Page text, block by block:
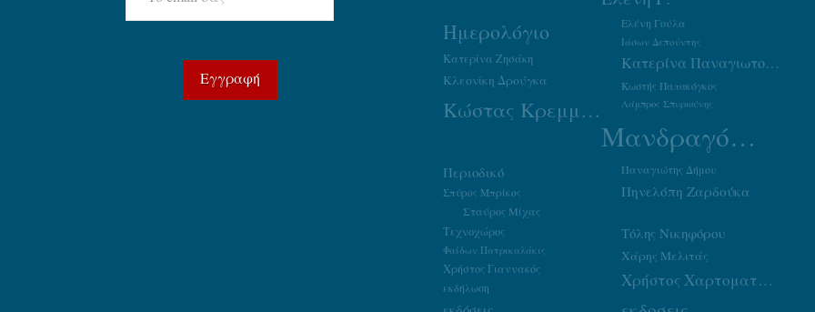
Ελένη Γούλα
Ημερολόγιο Ιάσων Δεπούντης
Κατερίνα Ζησάκη Κατερίνα Παναγιωτοπούλου
Κλεονίκη Δρούγκα Κωστής Παπακόγκος
Κώστας Κρεμμύδας Λάμπρος Σπυριούνης
Μανδραγόρας
Παναγιώτης Δήμου
Περιοδικό
Πηνελόπη Ζαρδούκα
Σπύρος Μπρίκος
Σταύρος Μίχας
Τεχνοχώρος
Τόλης Νικηφόρου
Φαίδων Πατρικαλάκις Χάρης Μελιτάς
Χρήστος Γιαννακός
Χρήστος Χαρτοματσίδης
εκδήλωση